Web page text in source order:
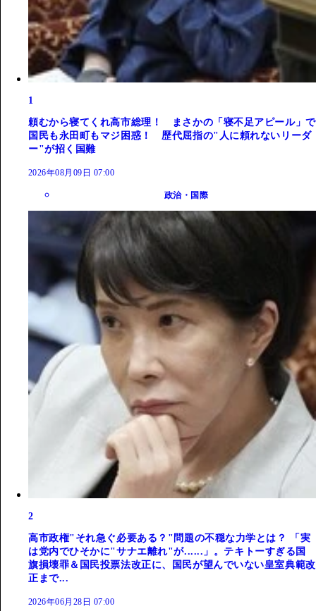
1
頼むから寝てくれ高市総理！ まさかの「寝不足アピール」で
国民も永田町もマジ困惑！ 歴代屈指の"人に頼れないリーダ
ー"が招く国難
2026年08月09日 07:00
政治・国際
2
高市政権"それ急ぐ必要ある？"問題の不穏な力学とは？ 「実
は党内でひそかに"サナエ離れ"が......」。テキトーすぎる国
旗損壊罪＆国民投票法改正に、国民が望んでいない皇室典範改
正まで...
2026年06月28日 07:00